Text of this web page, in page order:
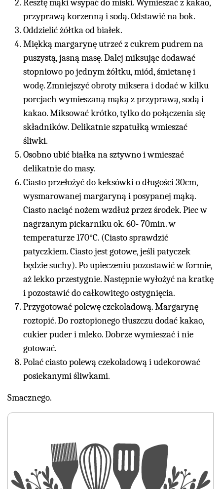
Resztę mąki wsypać do miski. Wymieszać z kakao,
przyprawą korzenną i sodą. Odstawić na bok.
Oddzielić żółtka od białek.
Miękką margarynę utrzeć z cukrem pudrem na
puszystą, jasną masę. Dalej miksując dodawać
stopniowo po jednym żółtku, miód, śmietanę i
wodę. Zmniejszyć obroty miksera i dodać w kilku
porcjach wymieszaną mąką z przyprawą, sodą i
kakao. Miksować krótko, tylko do połączenia się
składników. Delikatnie szpatułką wmieszać
śliwki.
Osobno ubić białka na sztywno i wmieszać
delikatnie do masy.
Ciasto przełożyć do keksówki o długości 30cm,
wysmarowanej margaryną i posypanej mąką.
Ciasto naciąć nożem wzdłuż przez środek. Piec w
nagrzanym piekarniku ok. 60- 70min. w
temperaturze 170°C. (Ciasto sprawdzić
patyczkiem. Ciasto jest gotowe, jeśli patyczek
będzie suchy). Po upieczeniu pozostawić w formie,
aż lekko przestygnie. Następnie wyłożyć na kratkę
i pozostawić do całkowitego ostygnięcia.
Przygotować polewę czekoladową. Margarynę
roztopić. Do roztopionego tłuszczu dodać kakao,
cukier puder i mleko. Dobrze wymieszać i nie
gotować.
Polać ciasto polewą czekoladową i udekorować
posiekanymi śliwkami.
Smacznego.